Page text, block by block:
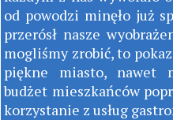
od powodzi minęło już
przerósł nasze
mogliśmy zrobić, to
piękne miasto, nawet
budżet mieszkańców
korzystanie z usług